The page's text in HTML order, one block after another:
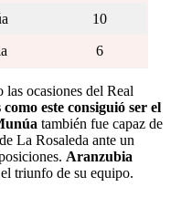
10
6
las ocasiones del Real
este consiguió ser el
también fue capaz de
La Rosaleda ante un
Aranzubia
triunfo de su equipo.